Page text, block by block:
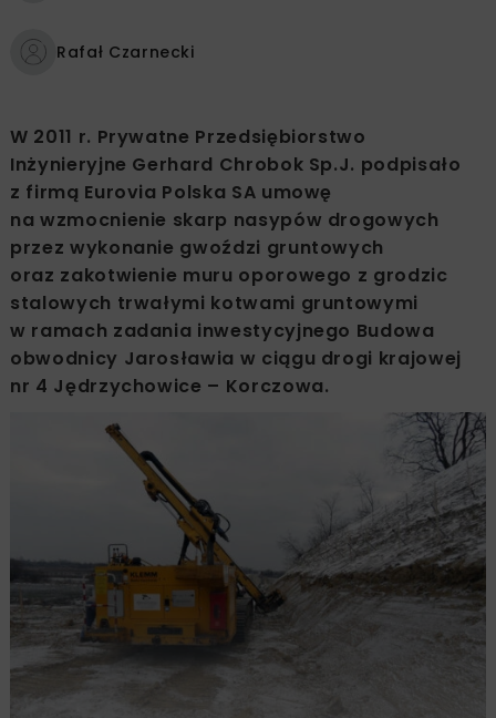
Rafał Czarnecki
W 2011 r. Prywatne Przedsiębiorstwo
Inżynieryjne Gerhard Chrobok Sp.J. podpisało
z firmą Eurovia Polska SA umowę
na wzmocnienie skarp nasypów drogowych
przez wykonanie gwoździ gruntowych
oraz zakotwienie muru oporowego z grodzic
stalowych trwałymi kotwami gruntowymi
w ramach zadania inwestycyjnego Budowa
obwodnicy Jarosławia w ciągu drogi krajowej
nr 4 Jędrzychowice – Korczowa.